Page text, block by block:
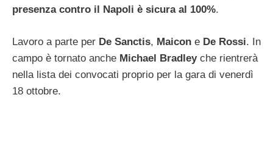
presenza contro il Napoli è sicura al 100%.
Lavoro a parte per De Sanctis, Maicon e De Rossi. In
campo è tornato anche Michael Bradleyche rientrerà
nella lista dei convocati proprio per la gara di venerdì
18 ottobre.